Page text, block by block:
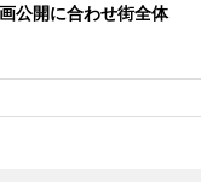
公開に合わせ街全体